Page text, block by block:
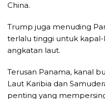
China.
Trump juga menuding
terlalu tinggi untuk
angkatan laut.
Terusan Panama, kanal
Laut Karibia dan
penting yang